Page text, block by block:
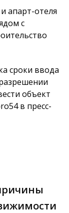
апарт-отеля
с
сроки ввода
объект
в пресс-